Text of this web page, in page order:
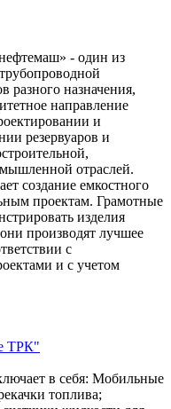
- один из
разного назначения,
направление
и
резервуаров и
отраслей.
создание емкостного
проектам. Грамотные
изделия
производят лучшее
с
и с учетом
ТРК"
в себя: Мобильные
топлива;